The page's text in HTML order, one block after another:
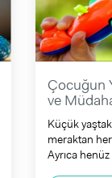
Çocuğun
ve
Küçük
meraktan
Ayrıca